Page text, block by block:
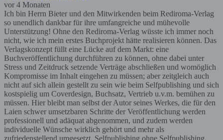
vor 4 Monaten
Ich bin Herrn Bieter und den Mitwirkenden beim Rediroma-Verlag
so unendlich dankbar für ihre umfangreiche und mühevolle
Unterstützung! Ohne den Rediroma-Verlag wüsste ich immer noch
nicht, wie ich mein erstes Buchprojekt hätte realisieren können. Das
Verlagskonzept füllt eine Lücke auf dem Markt: eine
Buchveröffentlichung durchführen zu können, ohne dabei unter
Stress und Zeitdruck setzende Verträge abschließen und womöglich
Kompromisse im Inhalt eingehen zu müssen; aber zeitgleich auch
nicht auf sich allein gestellt zu sein wie beim Selfpublishing und sich
kostspielig um Coverdesign, Buchsatz, Vertrieb u.v.m. bemühen zu
müssen. Hier bleibt man selbst der Autor seines Werkes, die für den
Laien schwer umsetzbaren Schritte der Veröffentlichung werden
professionell und adäquat abgenommen, und zudem werden
individuelle Wünsche wirklich gehört und mehr als